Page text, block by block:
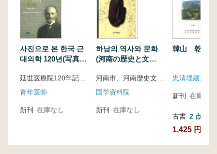
사진으로 본 한국 근
대의학 120년(写真で
120年) 1885〜1957延世医療院120年記念写真集編纂委員会 編
青年医師
新刊 在庫なし
하남의 역사와 문화
(河南の歴史と文
의 재발견(21世紀河
南市の再発見)
河南市、河南歴史文化研究会 編
国学資料院
新刊 在庫なし
韓山 乾芝山
新刊 在庫なし
古書 2 点
1,425 円~